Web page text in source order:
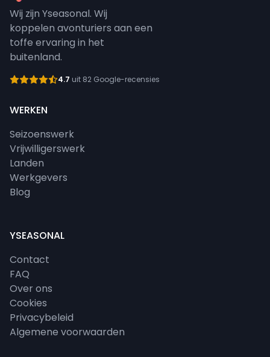
Wij zijn Yseasonal. Wij
koppelen avonturiers aan een
toffe ervaring in het
buitenland.
4.7 uit 82 Google-recensies
WERKEN
Seizoenswerk
Vrijwilligerswerk
Landen
Werkgevers
Blog
YSEASONAL
Contact
FAQ
Over ons
Cookies
Privacybeleid
Algemene voorwaarden